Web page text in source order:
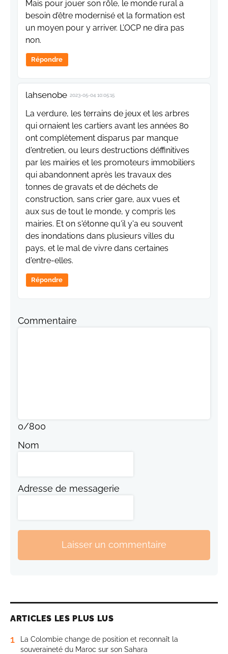
Mais pour jouer son rôle, le monde rural a
besoin d’être modernisé et la formation est
un moyen pour y arriver. L’OCP ne dira pas
non.
Répondre
lahsenobe 2023-05-04 10:05:15
La verdure, les terrains de jeux et les arbres
qui ornaient les cartiers avant les années 80
ont complètement disparus par manque
d'entretien, ou leurs destructions déffinitives
par les mairies et les promoteurs immobiliers
qui abandonnent après les travaux des
tonnes de gravats et de déchets de
construction, sans crier gare, aux vues et
aux sus de tout le monde, y compris les
mairies. Et on s'étonne qu'il y'a eu souvent
des inondations dans plusieurs villes du
pays, et le mal de vivre dans certaines
d'entre-elles.
Répondre
Commentaire
0/800
Nom
Adresse de messagerie
Laisser un commentaire
ARTICLES LES PLUS LUS
1
La Colombie change de position et reconnaît la
souveraineté du Maroc sur son Sahara